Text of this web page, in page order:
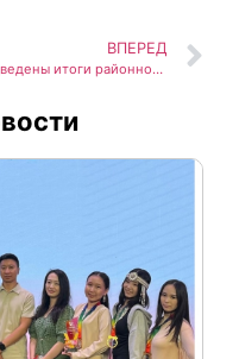
ВПЕРЕД
Подведены итоги районной военно-спортивной игры «ФАКЕЛ — 2026»